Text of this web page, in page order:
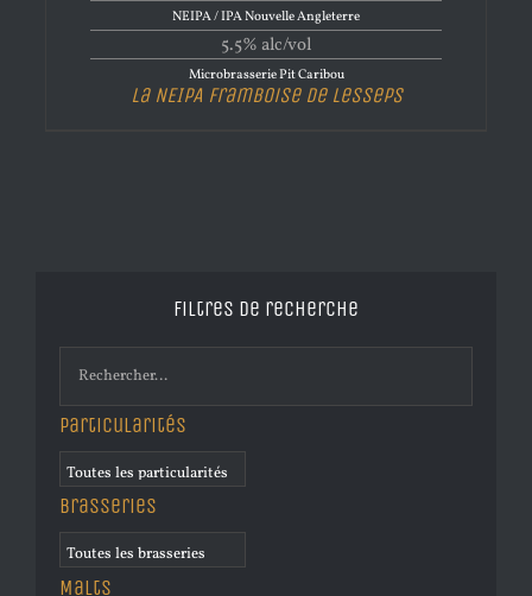
NEIPA / IPA Nouvelle Angleterre
5.5% alc/vol
Microbrasserie Pit Caribou
La NEIPA Framboise de Lesseps
Filtres de recherche
Particularités
Brasseries
Malts